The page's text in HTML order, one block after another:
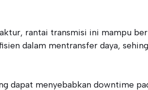
rantai transmisi ini mampu
dalam mentransfer daya,
dapat menyebabkan downtime